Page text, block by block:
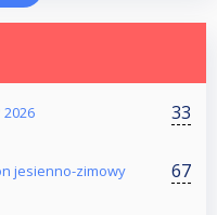
2026 33
jesienno-zimowy 67